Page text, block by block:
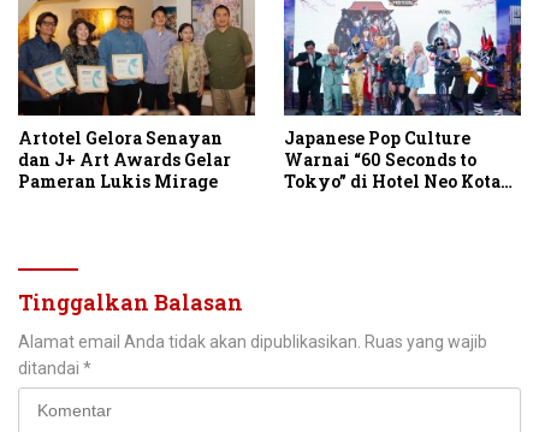
Artotel Gelora Senayan
dan J+ Art Awards Gelar
Pameran Lukis Mirage
Japanese Pop Culture
Warnai “60 Seconds to
Tokyo” di Hotel Neo Kota
Tinggalkan Balasan
Alamat email Anda tidak akan dipublikasikan. Ruas yang wajib
ditandai *